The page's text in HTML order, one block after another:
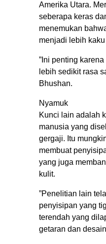
Amerika Utara.
seberapa keras
menemukan
menjadi lebih
”Ini penting
lebih sedikit rasa
Bhushan.
Nyamuk
Kunci lain adalah
manusia yang
gergaji. Itu
membuat
yang juga
kulit.
”Penelitian lain
penyisipan yang
terendah yang
getaran dan